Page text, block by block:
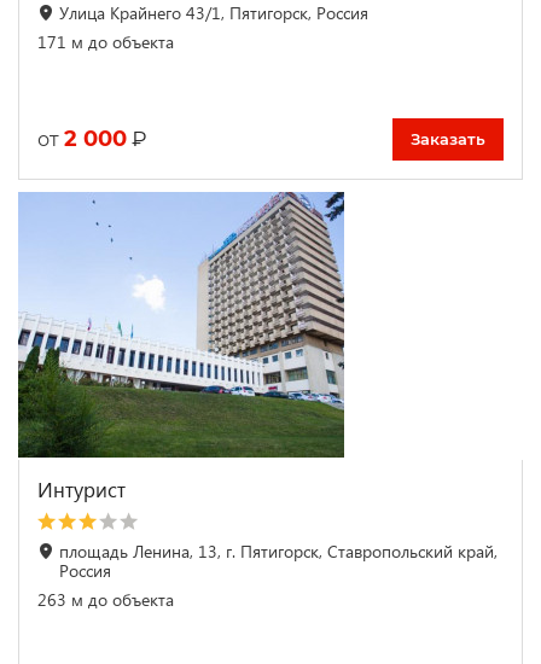
Улица Крайнего 43/1, Пятигорск, Россия
171 м до объекта
от 2 000 ₽ Заказать
Интурист
площадь Ленина, 13, г. Пятигорск, Ставропольский край,
Россия
263 м до объекта